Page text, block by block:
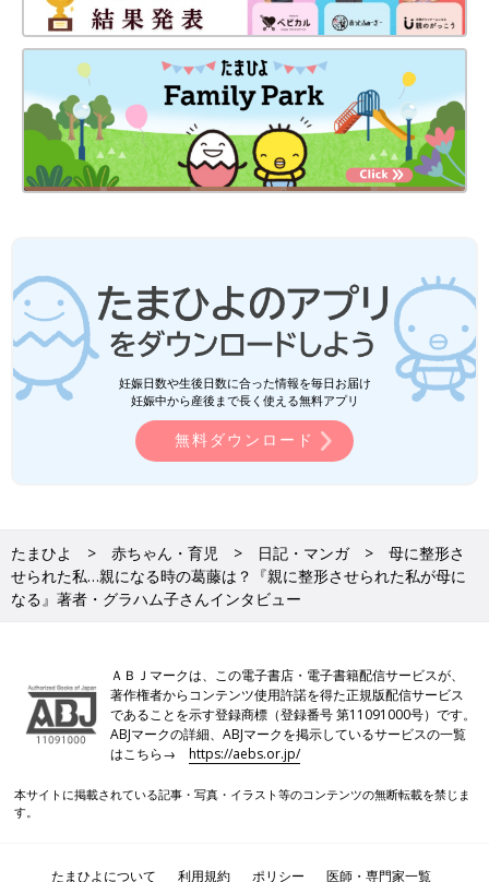
“母はどんな手段を使っても私を従わせる”②
妊娠日数や生後日数に合った情報を毎日お届け
妊娠中から産後まで長く使える無料アプリ
無料ダウンロード
たまひよ 赤ちゃん・育児 日記・マンガ
母に整形さ
せられた私…親になる時の葛藤は？『親に整形させられた私が母に
なる』著者・グラハム子さんインタビュー
ＡＢＪマークは、この電子書店・電子書籍配信サービスが、
著作権者からコンテンツ使用許諾を得た正規版配信サービス
であることを示す登録商標（登録番号 第11091000号）です。
ABJマークの詳細、ABJマークを掲示しているサービスの一覧
はこちら→https://aebs.or.jp/
本サイトに掲載されている記事・写真・イラスト等のコンテンツの無断転載を禁じま
す。
たまひよについて 利用規約 ポリシー 医師・専門家一覧